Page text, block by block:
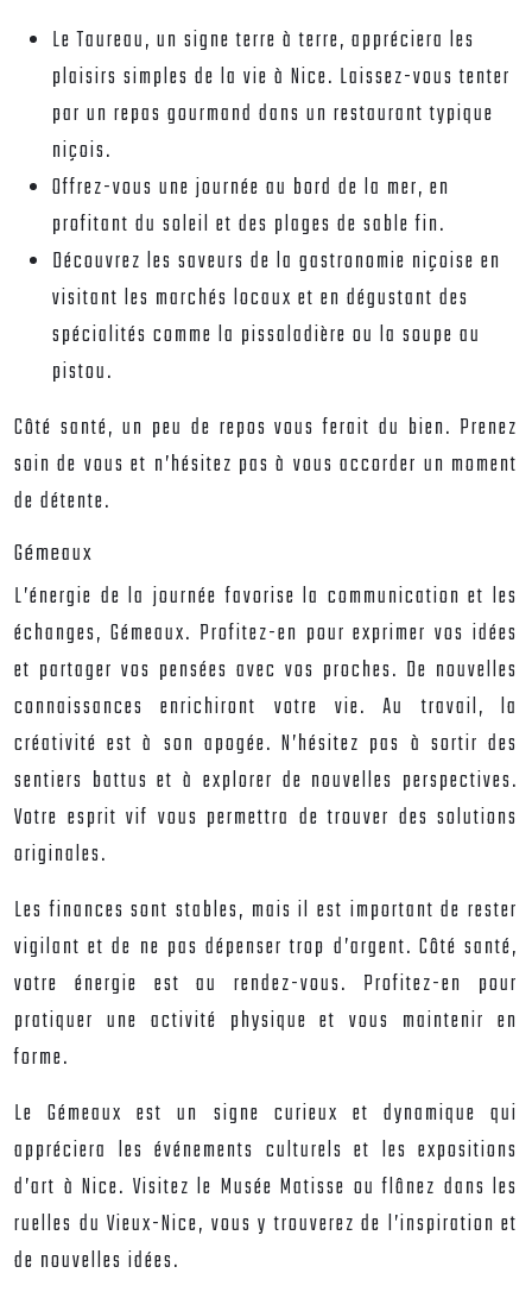
Le Taureau, un signe terre à terre, appréciera les
plaisirs simples de la vie à Nice. Laissez-vous tenter
par un repas gourmand dans un restaurant typique
niçois.
Offrez-vous une journée au bord de la mer, en
profitant du soleil et des plages de sable fin.
Découvrez les saveurs de la gastronomie niçoise en
visitant les marchés locaux et en dégustant des
spécialités comme la pissaladière ou la soupe au
pistou.
Côté santé, un peu de repos vous ferait du bien. Prenez
soin de vous et n’hésitez pas à vous accorder un moment
de détente.
Gémeaux
L’énergie de la journée favorise la communication et les
échanges, Gémeaux. Profitez-en pour exprimer vos idées
et partager vos pensées avec vos proches. De nouvelles
connaissances enrichiront votre vie. Au travail, la
créativité est à son apogée. N’hésitez pas à sortir des
sentiers battus et à explorer de nouvelles perspectives.
Votre esprit vif vous permettra de trouver des solutions
originales.
Les finances sont stables, mais il est important de rester
vigilant et de ne pas dépenser trop d’argent. Côté santé,
votre énergie est au rendez-vous. Profitez-en pour
pratiquer une activité physique et vous maintenir en
forme.
Le Gémeaux est un signe curieux et dynamique qui
appréciera les événements culturels et les expositions
d’art à Nice. Visitez le Musée Matisse ou flânez dans les
ruelles du Vieux-Nice, vous y trouverez de l’inspiration et
de nouvelles idées.